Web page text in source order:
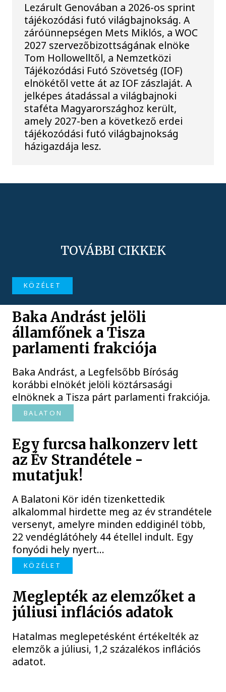
Lezárult Genovában a 2026-os sprint
tájékozódási futó világbajnokság. A
záróünnepségen Mets Miklós, a WOC
2027 szervezőbizottságának elnöke
Tom Hollowelltől, a Nemzetközi
Tájékozódási Futó Szövetség (IOF)
elnökétől vette át az IOF zászlaját. A
jelképes átadással a világbajnoki
staféta Magyarországhoz került,
amely 2027-ben a következő erdei
tájékozódási futó világbajnokság
házigazdája lesz.
TOVÁBBI CIKKEK
KÖZÉLET
Baka Andrást jelöli
államfőnek a Tisza
parlamenti frakciója
Baka Andrást, a Legfelsőbb Bíróság
korábbi elnökét jelöli köztársasági
elnöknek a Tisza párt parlamenti frakciója.
BALATON
Egy furcsa halkonzerv lett
az Év Strandétele -
mutatjuk!
A Balatoni Kör idén tizenkettedik
alkalommal hirdette meg az év strandétele
versenyt, amelyre minden eddiginél több,
22 vendéglátóhely 44 étellel indult. Egy
fonyódi hely nyert...
KÖZÉLET
Meglepték az elemzőket a
júliusi inflációs adatok
Hatalmas meglepetésként értékelték az
elemzők a júliusi, 1,2 százalékos inflációs
adatot.